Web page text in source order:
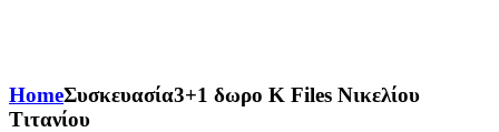
HomeΣυσκευασία3+1 δωρο K Files Νικελίου
Τιτανίου